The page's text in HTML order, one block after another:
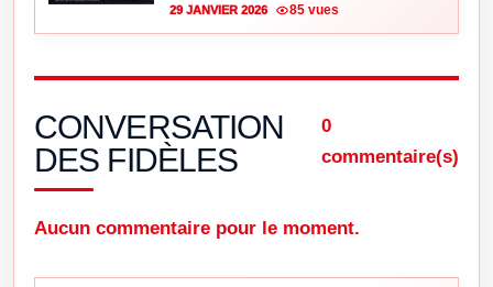
29 JANVIER 2026 85 vues
CONVERSATION
DES FIDÈLES
0
commentaire(s)
Aucun commentaire pour le moment.